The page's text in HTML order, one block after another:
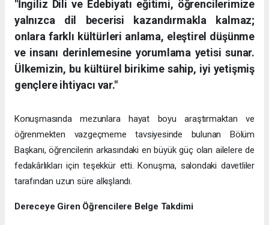
"İngiliz Dili ve Edebiyatı eğitimi, öğrencilerimize
yalnızca dil becerisi kazandırmakla kalmaz;
onlara farklı kültürleri anlama, eleştirel düşünme
ve insanı derinlemesine yorumlama yetisi sunar.
Ülkemizin, bu kültürel birikime sahip, iyi yetişmiş
gençlere ihtiyacı var."
Konuşmasında mezunlara hayat boyu araştırmaktan ve
öğrenmekten vazgeçmeme tavsiyesinde bulunan Bölüm
Başkanı, öğrencilerin arkasındaki en büyük güç olan ailelere de
fedakârlıkları için teşekkür etti. Konuşma, salondaki davetliler
tarafından uzun süre alkışlandı.
Dereceye Giren Öğrencilere Belge Takdimi